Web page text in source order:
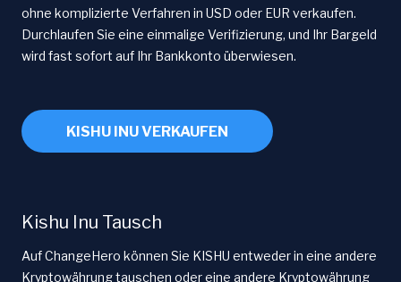
ohne komplizierte Verfahren in USD oder EUR verkaufen.
Durchlaufen Sie eine einmalige Verifizierung, und Ihr Bargeld
wird fast sofort auf Ihr Bankkonto überwiesen.
KISHU INU VERKAUFEN
Kishu Inu Tausch
Auf ChangeHero können Sie KISHU entweder in eine andere
Kryptowährung tauschen oder eine andere Kryptowährung